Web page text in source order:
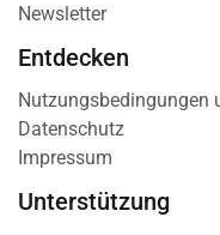
Newsletter
Entdecken
Nutzungsbedingungen
Datenschutz
Impressum
Unterstützung